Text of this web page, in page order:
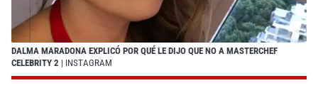
DALMA MARADONA EXPLICÓ POR QUÉ LE DIJO QUE NO A MASTERCHEF
CELEBRITY 2 | INSTAGRAM